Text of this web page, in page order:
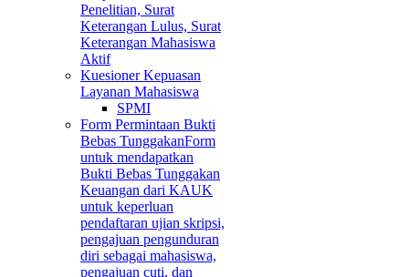
Penelitian, Surat
Keterangan Lulus, Surat
Keterangan Mahasiswa
Aktif
Kuesioner Kepuasan
Layanan Mahasiswa
SPMI
Form Permintaan Bukti
Bebas TunggakanForm
untuk mendapatkan
Bukti Bebas Tunggakan
Keuangan dari KAUK
untuk keperluan
pendaftaran ujian skripsi,
pengajuan pengunduran
diri sebagai mahasiswa,
pengajuan cuti, dan